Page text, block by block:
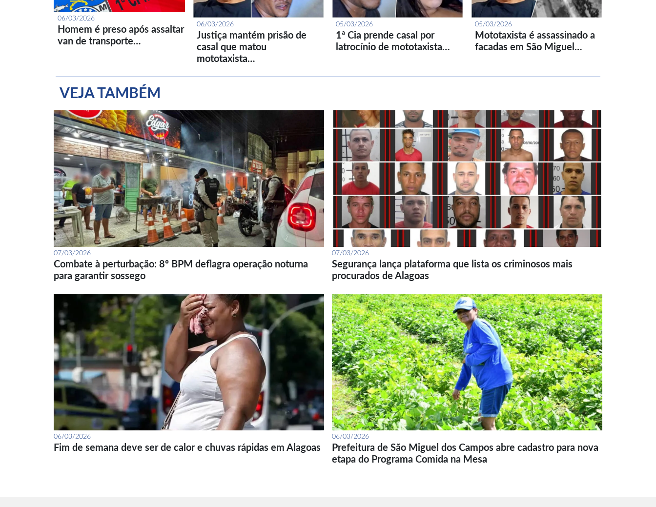
06/03/2026
Homem é preso após assaltar
van de transporte…
06/03/2026
Justiça mantém prisão de
casal que matou
mototaxista…
05/03/2026
1ª Cia prende casal por
latrocínio de mototaxista…
05/03/2026
Mototaxista é assassinado a
facadas em São Miguel…
VEJA TAMBÉM
07/03/2026
Combate à perturbação: 8º BPM deflagra operação noturna
para garantir sossego
07/03/2026
Segurança lança plataforma que lista os criminosos mais
procurados de Alagoas
06/03/2026
Fim de semana deve ser de calor e chuvas rápidas em Alagoas
06/03/2026
Prefeitura de São Miguel dos Campos abre cadastro para nova
etapa do Programa Comida na Mesa